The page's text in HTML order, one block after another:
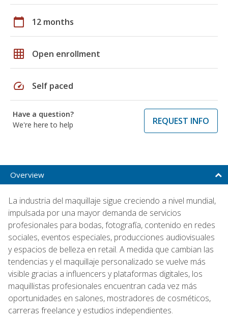
calendar_today 12 months
grid_on Open enrollment
speed Self paced
Have a question?
We're here to help
REQUEST INFO
Overview
La industria del maquillaje sigue creciendo a nivel mundial,
impulsada por una mayor demanda de servicios
profesionales para bodas, fotografía, contenido en redes
sociales, eventos especiales, producciones audiovisuales
y espacios de belleza en retail. A medida que cambian las
tendencias y el maquillaje personalizado se vuelve más
visible gracias a influencers y plataformas digitales, los
maquillistas profesionales encuentran cada vez más
oportunidades en salones, mostradores de cosméticos,
carreras freelance y estudios independientes.